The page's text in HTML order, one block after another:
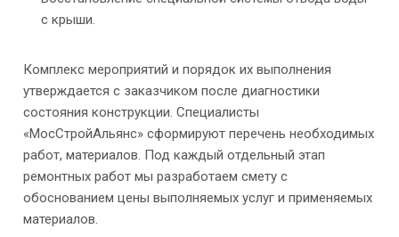
с крыши.
Комплекс мероприятий и порядок их выполнения
утверждается с заказчиком после диагностики
состояния конструкции. Специалисты
«МосСтройАльянс» сформируют перечень необходимых
работ, материалов. Под каждый отдельный этап
ремонтных работ мы разработаем смету с
обоснованием цены выполняемых услуг и применяемых
материалов.